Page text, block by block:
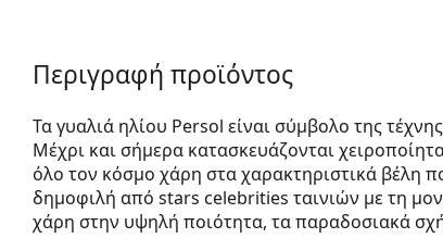
Περιγραφή προϊόντος
Τα γυαλιά ηλίου Persol είναι σύμβολο της
Μέχρι και σήμερα κατασκευάζονται
όλο τον κόσμο χάρη στα χαρακτηριστικά βέλη
δημοφιλή από stars celebrities ταινιών με τη
χάρη στην υψηλή ποιότητα, τα παραδοσιακά